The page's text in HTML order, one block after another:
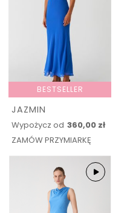
BESTSELLER
JAZMIN
Wypożycz od 360,00 zł
ZAMÓW PRZYMIARKĘ